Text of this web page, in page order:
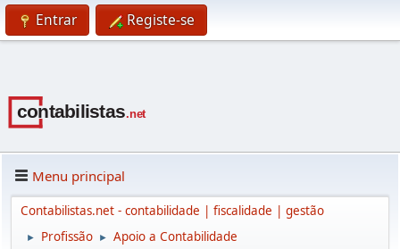
Entrar Registe-se
Menu principal
Contabilistas.net - contabilidade | fiscalidade | gestão
► Profissão ► Apoio a Contabilidade